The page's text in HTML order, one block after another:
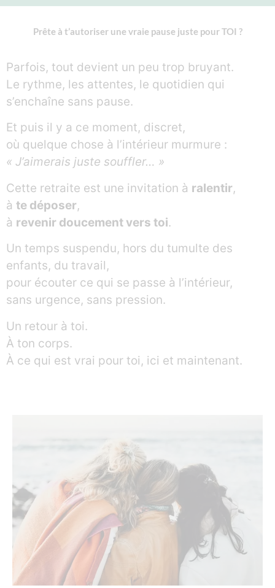
Prête à t’autoriser une vraie pause juste pour TOI ?
Parfois, tout devient un peu trop bruyant.
Le rythme, les attentes, le quotidien qui
s’enchaîne sans pause.
Et puis il y a ce moment, discret,
où quelque chose à l’intérieur murmure :
« J’aimerais juste souffler… »
Cette retraite est une invitation à ralentir,
à te déposer,
à revenir doucement vers toi.
Un temps suspendu, hors du tumulte des
enfants, du travail,
pour écouter ce qui se passe à l’intérieur,
sans urgence, sans pression.
Un retour à toi.
À ton corps.
À ce qui est vrai pour toi, ici et maintenant.